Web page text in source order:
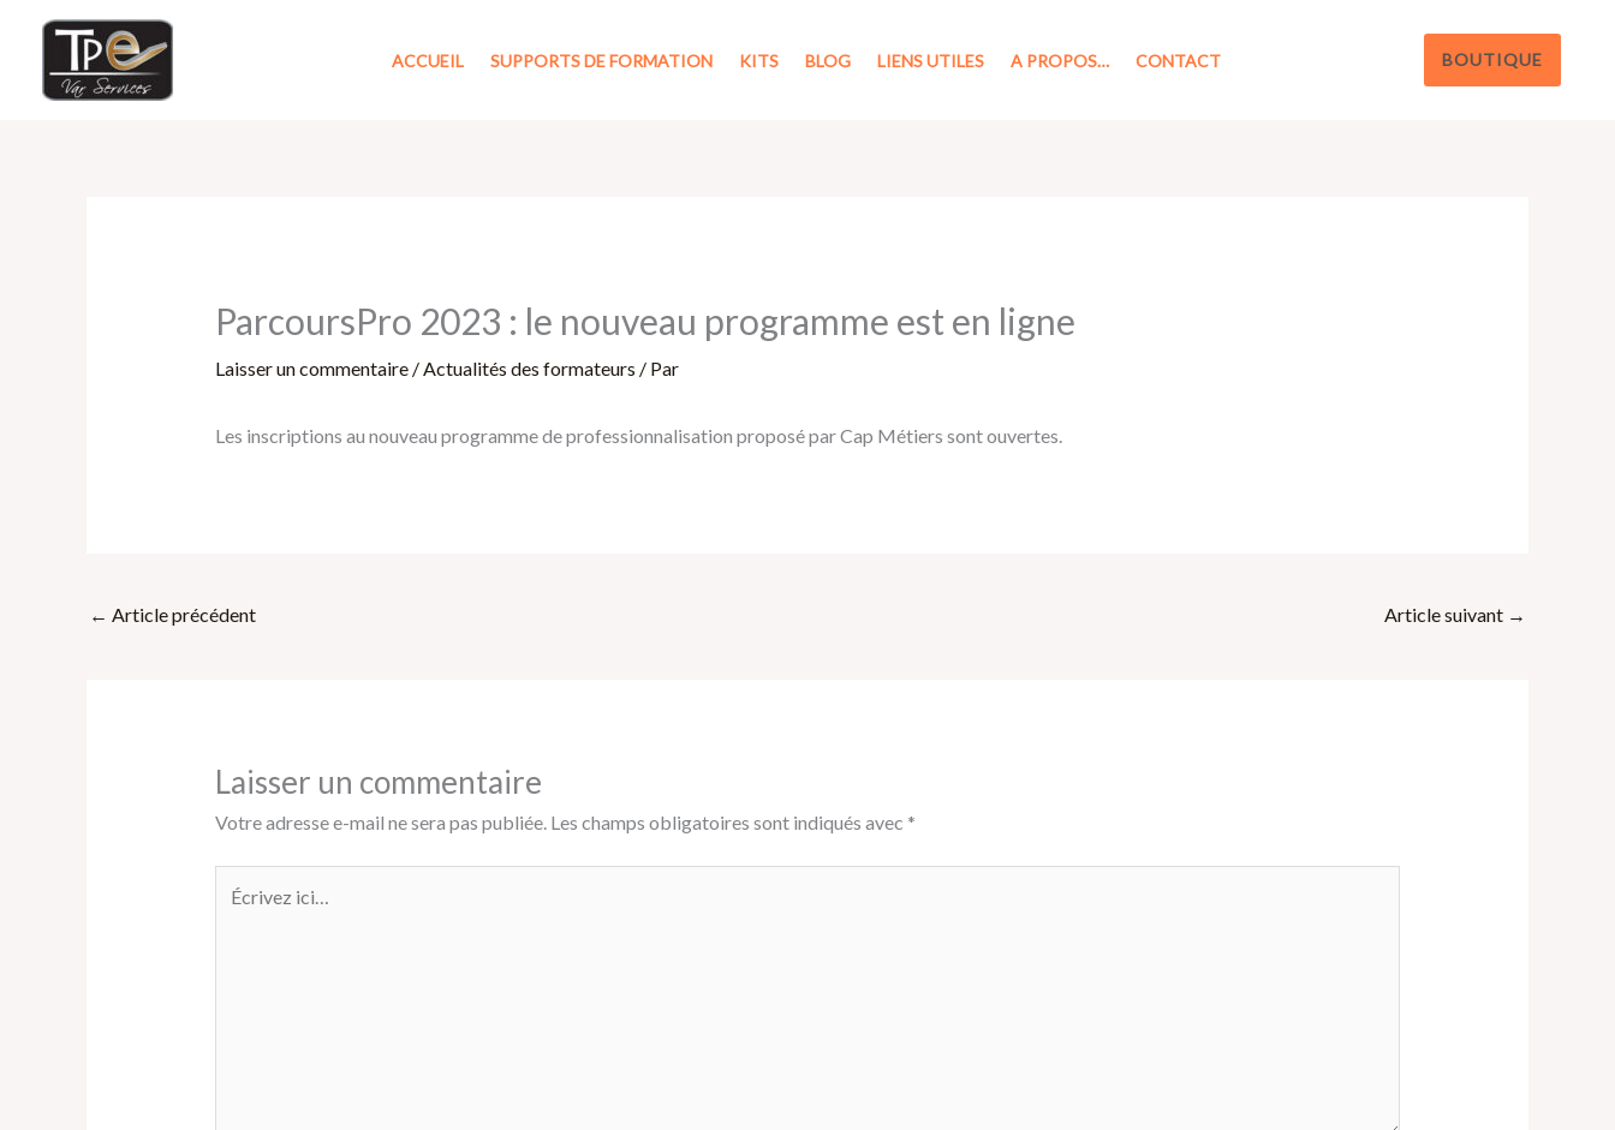
contenu
ACCUEIL SUPPORTS DE FORMATION KITS BLOG LIENS UTILES A PROPOS… CONTACT BOUTIQUE
ParcoursPro 2023 : le nouveau programme est en ligne
Laisser un commentaire /Actualités des formateurs / Par
Les inscriptions au nouveau programme de professionnalisation proposé par Cap Métiers sont ouvertes.
← Article précédent Article suivant →
Laisser un commentaire
Votre adresse e-mail ne sera pas publiée. Les champs obligatoires sont indiqués avec *
ici…